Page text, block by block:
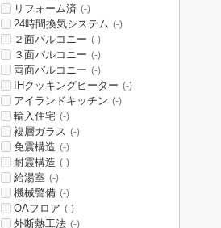
リフォーム済 (-)
24時間換気システム (-)
２面バルコニー (-)
３面バルコニー (-)
両面バルコニー (-)
IHクッキングヒーター (-)
アイランドキッチン (-)
輸入住宅 (-)
複層ガラス (-)
免震構造 (-)
耐震構造 (-)
給湯室 (-)
機械警備 (-)
OAフロア (-)
外断熱工法 (-)